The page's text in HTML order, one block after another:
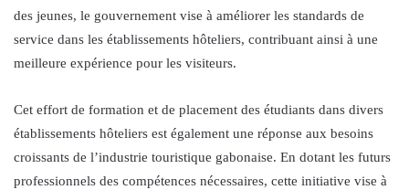
des jeunes, le gouvernement vise à améliorer les standards de
service dans les établissements hôteliers, contribuant ainsi à une
meilleure expérience pour les visiteurs.
Cet effort de formation et de placement des étudiants dans divers
établissements hôteliers est également une réponse aux besoins
croissants de l’industrie touristique gabonaise. En dotant les futurs
professionnels des compétences nécessaires, cette initiative vise à